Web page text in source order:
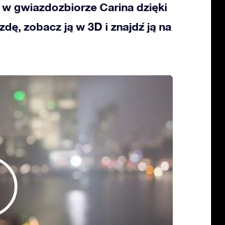
gwiazdozbiorze Carina dzięki
zobacz ją w 3D i znajdź ją na